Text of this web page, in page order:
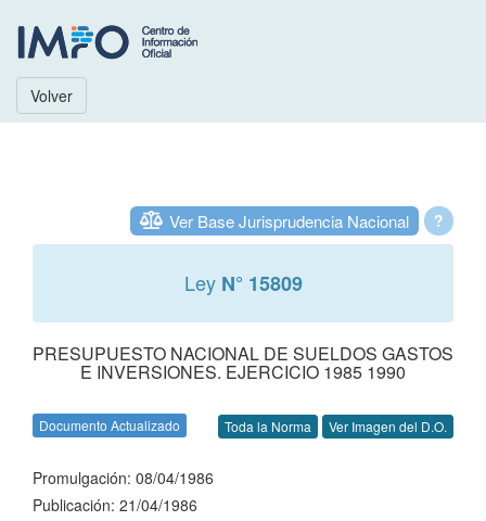
Volver
?
Ver Base Jurisprudencia Nacional
Ley N° 15809
PRESUPUESTO NACIONAL DE SUELDOS GASTOS
E INVERSIONES. EJERCICIO 1985 1990
Documento Actualizado Toda la Norma Ver Imagen del D.O.
Promulgación: 08/04/1986
Publicación: 21/04/1986